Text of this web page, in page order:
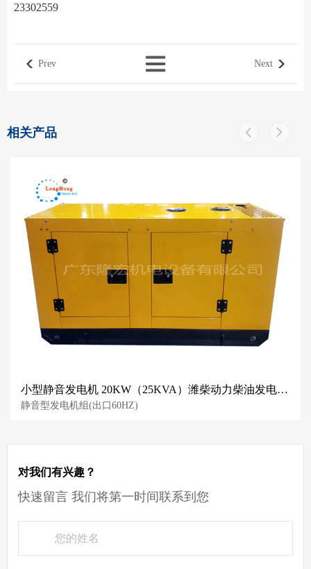
23302559
Prev Next
相关产品
小型静音发电机 20KW（25KVA）潍柴动力柴油发电机组 60HZ
静音型发电机组(出口60HZ)
对我们有兴趣？
快速留言 我们将第一时间联系到您